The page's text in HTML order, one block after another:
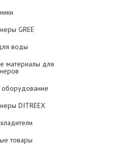
GREE
воды
материалы для
DITREEX
товары